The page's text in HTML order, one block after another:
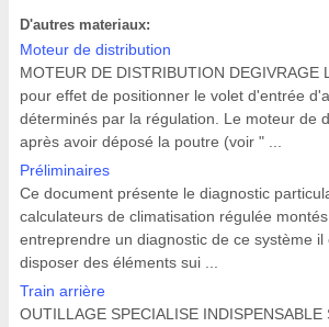
D'autres materiaux:
Moteur de distribution
MOTEUR DE DISTRIBUTION
pour effet de positionner le volet d'entrée
déterminés par la régulation. Le moteur de
après avoir déposé la poutre (voir " ...
Préliminaires
Ce document présente le diagnostic
calculateurs de climatisation régulée
entreprendre un diagnostic de ce système
disposer des éléments sui ...
Train arrière
OUTILLAGE SPECIALISE